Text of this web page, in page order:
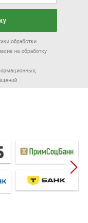
обработки
на обработку